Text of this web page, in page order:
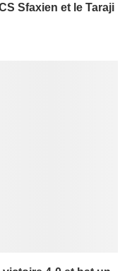
Sfaxien et le Taraji